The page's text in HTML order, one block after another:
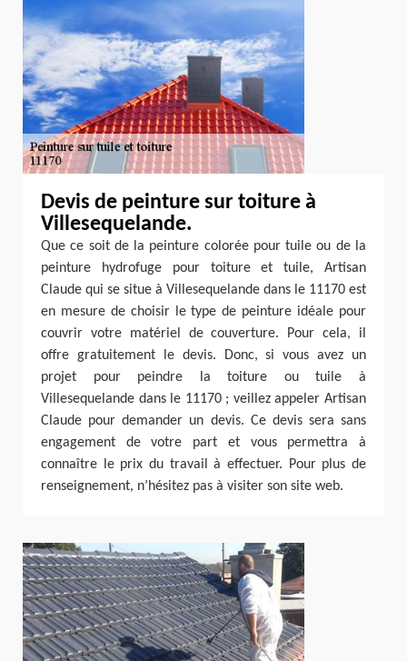
Devis de peinture sur toiture à
Villesequelande.
Que ce soit de la peinture colorée pour tuile ou de la
peinture hydrofuge pour toiture et tuile, Artisan
Claude qui se situe à Villesequelande dans le 11170 est
en mesure de choisir le type de peinture idéale pour
couvrir votre matériel de couverture. Pour cela, il
offre gratuitement le devis. Donc, si vous avez un
projet pour peindre la toiture ou tuile à
Villesequelande dans le 11170 ; veillez appeler Artisan
Claude pour demander un devis. Ce devis sera sans
engagement de votre part et vous permettra à
connaître le prix du travail à effectuer. Pour plus de
renseignement, n’hésitez pas à visiter son site web.